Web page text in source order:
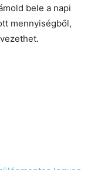
bele a napi
mennyiségből,